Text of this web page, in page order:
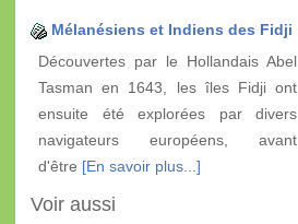
Mélanésiens et Indiens des Fidji
Découvertes par le Hollandais Abel
Tasman en 1643, les îles Fidji ont
ensuite été explorées par divers
navigateurs européens, avant
d'être [En savoir plus...]
Voir aussi